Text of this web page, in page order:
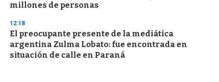
millones de personas
12:18
El preocupante presente de la mediática
argentina Zulma Lobato: fue encontrada en
situación de calle en Paraná